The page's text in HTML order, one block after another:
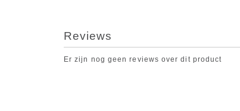
Reviews
Er zijn nog geen reviews over dit product